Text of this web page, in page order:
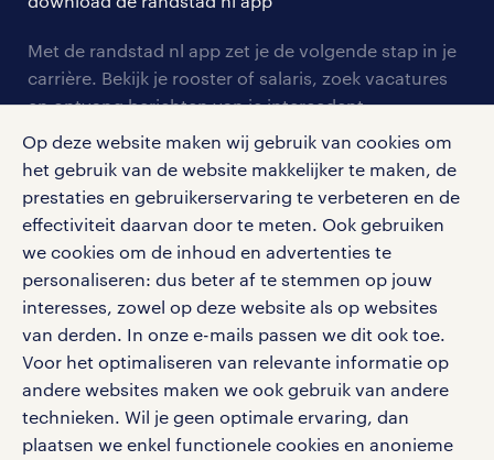
Op deze website maken wij gebruik van cookies om
het gebruik van de website makkelijker te maken, de
prestaties en gebruikerservaring te verbeteren en de
effectiviteit daarvan door te meten. Ook gebruiken
we cookies om de inhoud en advertenties te
personaliseren: dus beter af te stemmen op jouw
interesses, zowel op deze website als op websites
van derden. In onze e-mails passen we dit ook toe.
Voor het optimaliseren van relevante informatie op
andere websites maken we ook gebruik van andere
technieken. Wil je geen optimale ervaring, dan
plaatsen we enkel functionele cookies en anonieme
tarieven
personeel gezocht
aanmelden nieuwsbrief
blogs en artikelen
bruto-netto calculator
onze vestigingen
pers
klachten en misstanden
Met de randstad nl app zet je de volgende stap in je
carrière. Bekijk je rooster of salaris, zoek vacatures
en ontvang berichten van je intercedent.
Eenvoudig, snel en overal.
apple app store
google play store
social media
Volg ons voor de leukste content omtrent
vacatures, solliciteren en inspiratie.